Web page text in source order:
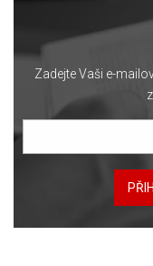
Zadejte Vaši e-